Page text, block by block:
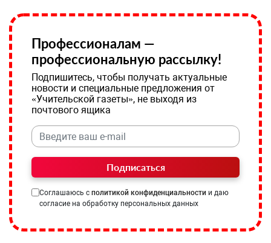
Профессионалам —
профессиональную рассылку!
Подпишитесь, чтобы получать актуальные
новости и специальные предложения от
«Учительской газеты», не выходя из
почтового ящика
Подписаться
Соглашаюсь с политикой конфиденциальности и даю
согласие на обработку персональных данных